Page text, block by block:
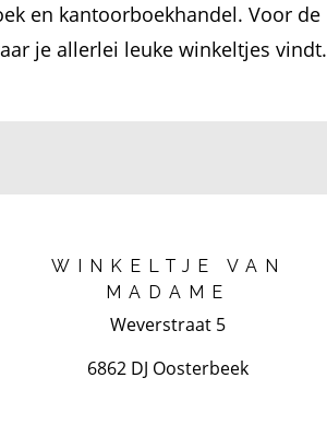
en kantoorboekhandel. Voor de
je allerlei leuke winkeltjes vindt.
WINKELTJE VAN
MADAME
Weverstraat 5
6862 DJ Oosterbeek